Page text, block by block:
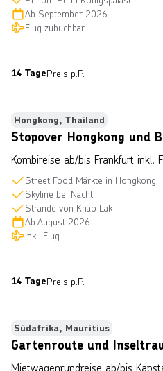
Ab September 2026
Flug zubuchbar
14 TagePreis p.P.
cozyta über Getty Images
Hongkong, Thailand
Stopover Hongkong und
Kombireise ab/bis Frankfurt inkl.
Street Food Märkte in Hongkong
Skyline bei Nacht
Strände von Khao Lak
Ab August 2026
inkl. Flug
14 TagePreis p.P.
kavram über Getty Images
Südafrika, Mauritius
Gartenroute und
Mietwagenrundreise ab/bis